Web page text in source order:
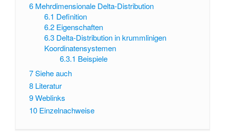
6 Mehrdimensionale Delta-Distribution
6.1 Definition
6.2 Eigenschaften
6.3 Delta-Distribution in krummlinigen
Koordinatensystemen
6.3.1 Beispiele
7Siehe auch
8 Literatur
9Weblinks
10 Einzelnachweise